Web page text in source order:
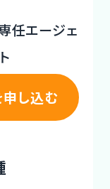
任エージェ
申し込む